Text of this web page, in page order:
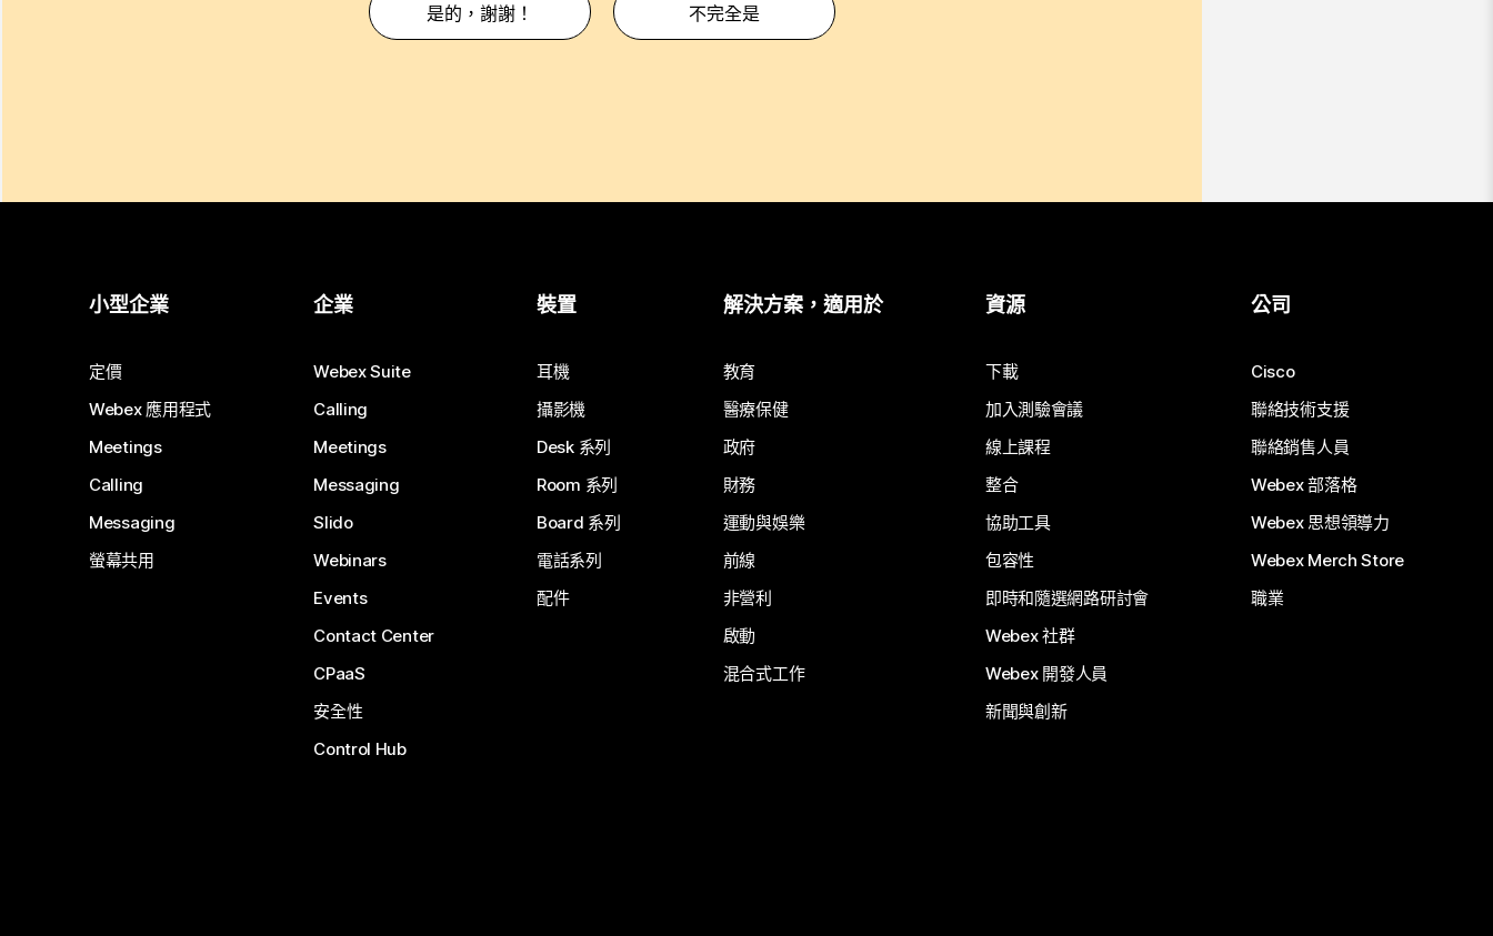
是的，謝謝！ 不完全是
小型企業
定價
Webex 應用程式
Meetings
Calling
Messaging
螢幕共用
企業
Webex Suite
Calling
Meetings
Messaging
Slido
Webinars
Events
Contact Center
CPaaS
安全性
Control Hub
裝置
耳機
攝影機
Desk 系列
Room 系列
Board 系列
電話系列
配件
解決方案，適用於
教育
醫療保健
政府
財務
運動與娛樂
前線
非營利
啟動
混合式工作
資源
下載
加入測驗會議
線上課程
整合
協助工具
包容性
即時和隨選網路研討會
Webex 社群
Webex 開發人員
新聞與創新
公司
Cisco
聯絡技術支援
聯絡銷售人員
Webex 部落格
Webex 思想領導力
Webex Merch Store
職業